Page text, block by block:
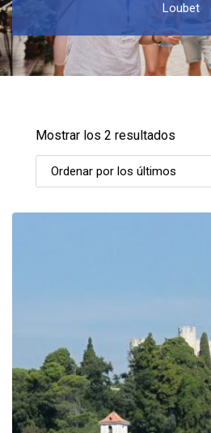
Loubet
Mostrar los 2 resultados